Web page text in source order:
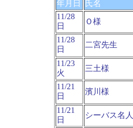
年月日 氏名
11/28
日
Ｏ様
11/28
日
二宮先生
11/23
火
三土様
11/21
日
濱川様
11/21
日
シーバス名人